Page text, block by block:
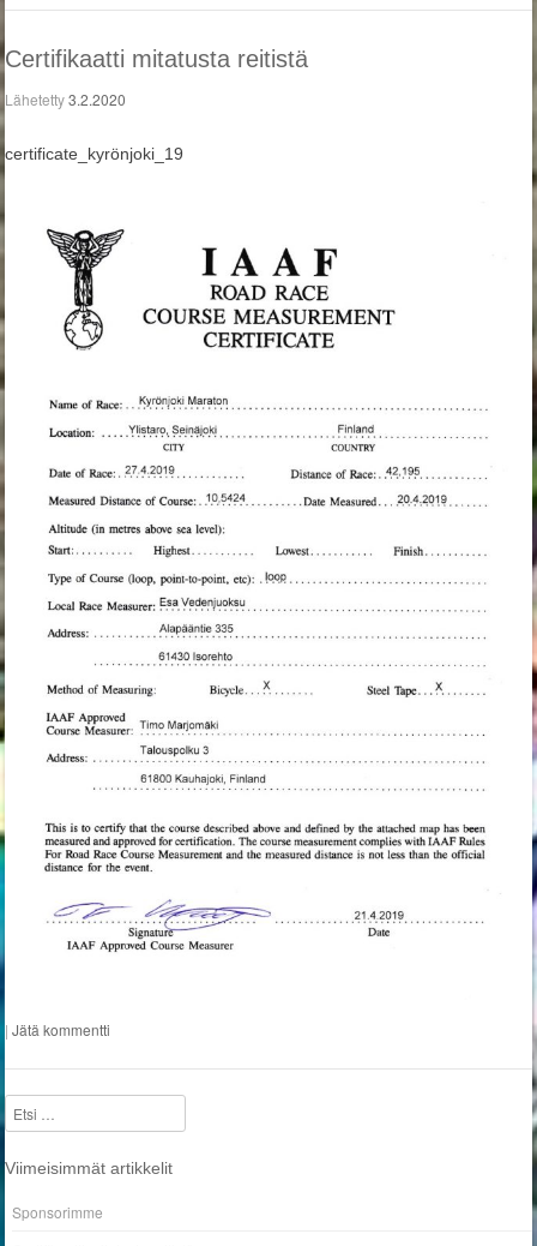
Certifikaatti mitatusta reitistä
Lähetetty3.2.2020
certificate_kyrönjoki_19
|Jätä kommentti
Etsi
Viimeisimmät artikkelit
Sponsorimme